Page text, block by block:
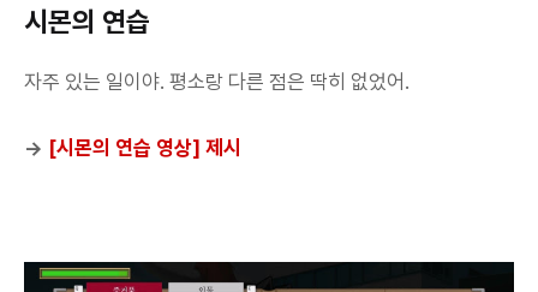
시몬의 연습
자주 있는 일이야. 평소랑 다른 점은 딱히 없었어.
→ [시몬의 연습 영상] 제시